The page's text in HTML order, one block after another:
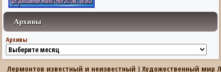
Архивы
Архивы
Лермонтов известный и неизвестный | Художественный мир